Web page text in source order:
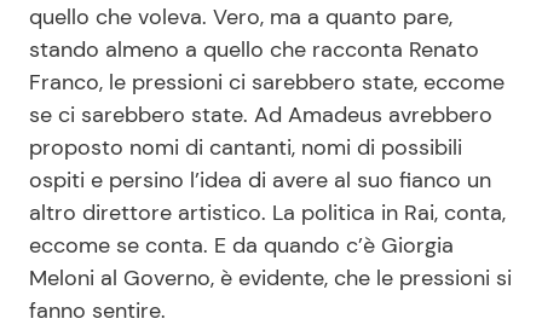
Info
Chi siamo
Disclaimer e Privacy
Redazione
Contattaci
Pubblicità
quello che voleva. Vero, ma a quanto pare,
stando almeno a quello che racconta Renato
Franco, le pressioni ci sarebbero state, eccome
se ci sarebbero state. Ad Amadeus avrebbero
proposto nomi di cantanti, nomi di possibili
ospiti e persino l’idea di avere al suo fianco un
altro direttore artistico. La politica in Rai, conta,
eccome se conta. E da quando c’è Giorgia
Meloni al Governo, è evidente, che le pressioni si
fanno sentire.